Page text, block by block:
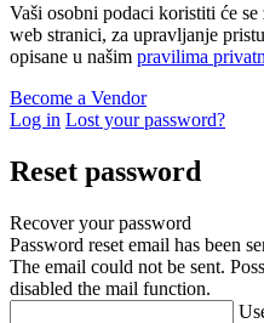
Vaši osobni podaci koristiti će
web stranici, za upravljanje
opisane u našim pravilima
Become a Vendor
Log in Lost your password?
Reset password
Recover your password
Password reset email has been
The email could not be sent.
disabled the mail function.